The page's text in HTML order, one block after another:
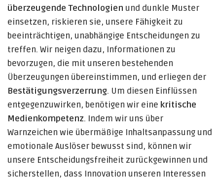
überzeugende Technologien und dunkle Muster
einsetzen, riskieren sie, unsere Fähigkeit zu
beeinträchtigen, unabhängige Entscheidungen zu
treffen. Wir neigen dazu, Informationen zu
bevorzugen, die mit unseren bestehenden
Überzeugungen übereinstimmen, und erliegen der
Bestätigungsverzerrung. Um diesen Einflüssen
entgegenzuwirken, benötigen wir eine kritische
Medienkompetenz. Indem wir uns über
Warnzeichen wie übermäßige Inhaltsanpassung und
emotionale Auslöser bewusst sind, können wir
unsere Entscheidungsfreiheit zurückgewinnen und
sicherstellen, dass Innovation unseren Interessen